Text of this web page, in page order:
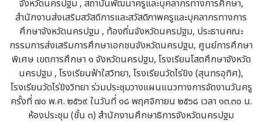
จังหวัดนครปฐม , สถาบันพัฒนาครูและบุคลากรทางการศึกษา,
สำนักงานส่งเสริมสวัสดิการและสวัสดิภาพครูและบุคลากรทางการ
ศึกษาจังหวัดนครปฐม , ท้องถิ่นจังหวัดนครปฐม, ประธานคณะ
กรรมการส่งเสริมการศึกษาเอกชนจังหวัดนครปฐม, ศูนย์การศึกษา
พิเศษ เขตการศึกษา ๑ จังหวัดนครปฐม, โรงเรียนโสตศึกษาจังหวัด
นครปฐม , โรงเรียนฟ้าใสวิทยา, โรงเรียนวัดไร่ขิง (สุนทรอุทิศ),
โรงเรียนวัดไร่ขิงวิทยา ร่วมประชุมวางแผนแนวทางการจัดงานวันครู
ครั้งที่ ๗๐ พ.ศ. ๒๕๖๙ ในวันที่ ๑๘ พฤศจิกายน ๒๕๖๘ เวลา ๑๓.๓๐ น.
ห้องประชุม (ชั้น ๓) สำนักงานศึกษาธิการจังหวัดนครปฐม